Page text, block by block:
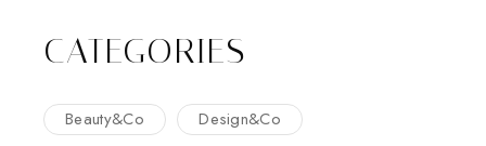
CATEGORIES
Beauty&Co
Design&Co